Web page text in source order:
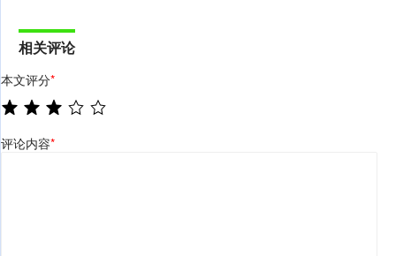
相关评论
本文评分*
评论内容*